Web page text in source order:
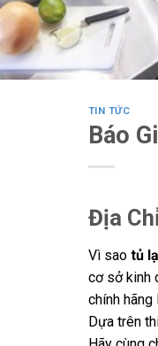
TIN TỨC
Báo
Địa
Vì sao tủ
cơ sở kinh
chính
Dựa trên